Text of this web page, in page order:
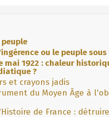
ou le peuple
mai 1922 : chaleur
?
et crayons jadis
du Moyen Âge à
de France :